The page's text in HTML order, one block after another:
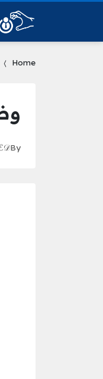
Home
By